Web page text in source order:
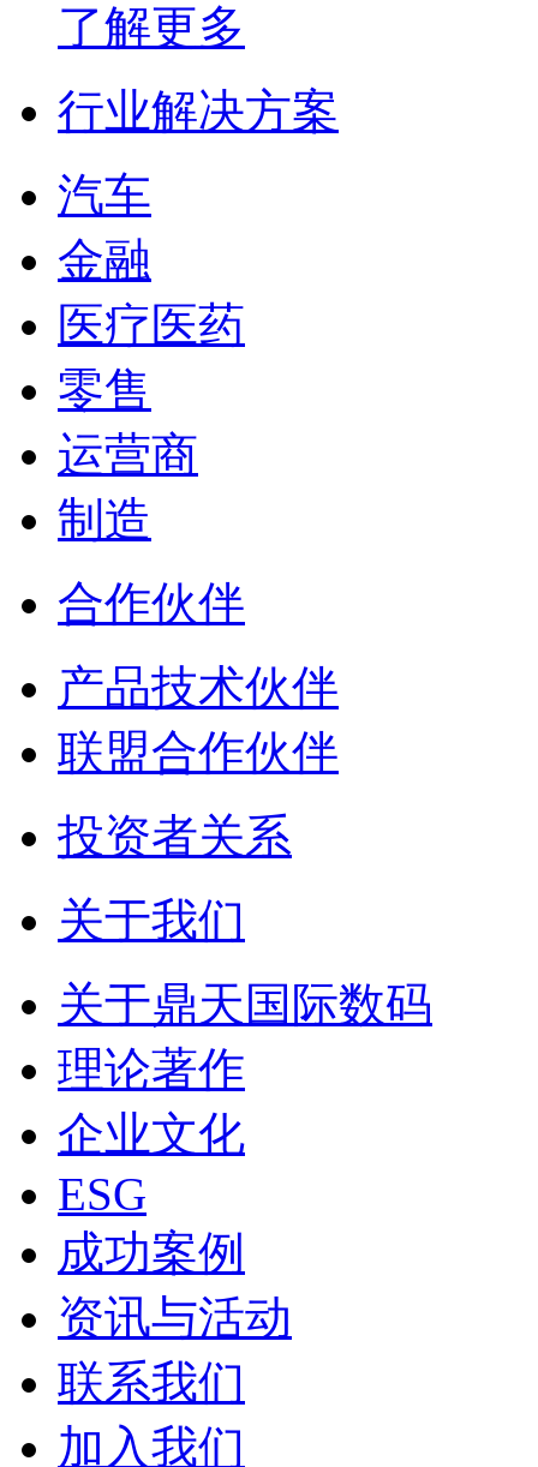
了解更多
行业解决方案
汽车
金融
医疗医药
零售
运营商
制造
合作伙伴
产品技术伙伴
联盟合作伙伴
投资者关系
关于我们
关于鼎天国际数码
理论著作
企业文化
ESG
成功案例
资讯与活动
联系我们
加入我们